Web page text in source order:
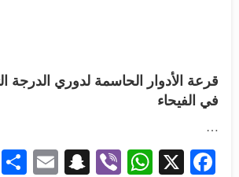
قرعة الأدوار الحاسمة لدوري الدرجة
في الفيحاء
…
Facebook
X
WhatsApp
Viber